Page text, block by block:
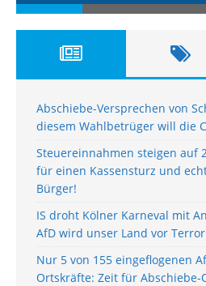
Abschiebe-Versprechen von
diesem Wahlbetrüger will die
Steuereinnahmen steigen auf
für einen Kassensturz und
Bürger!
IS droht Kölner Karneval mit
AfD wird unser Land vor
Nur 5 von 155 eingeflogenen
Ortskräfte: Zeit für Abschiebe-